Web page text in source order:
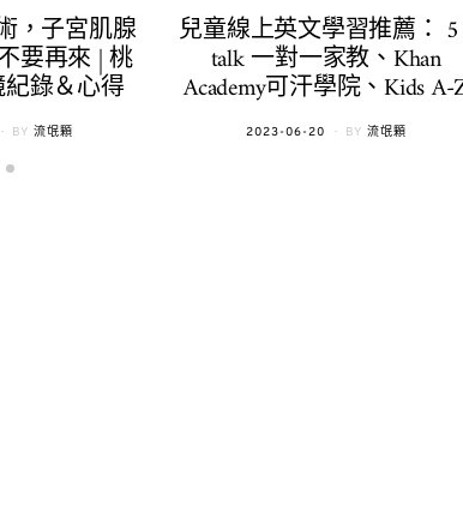
，子宮肌腺
要再來 | 桃
錄＆心得
BY 流氓顆
兒童線上英文學習推薦：
talk 一對一家教、Khan
Academy可汗學院、Kids A-
POSTED
2023-06-20 BY 流氓顆